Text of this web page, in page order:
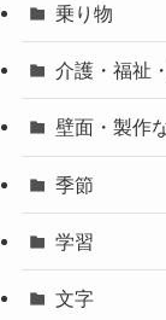
乗り物
介護・福祉
壁面・製作
季節
学習
文字